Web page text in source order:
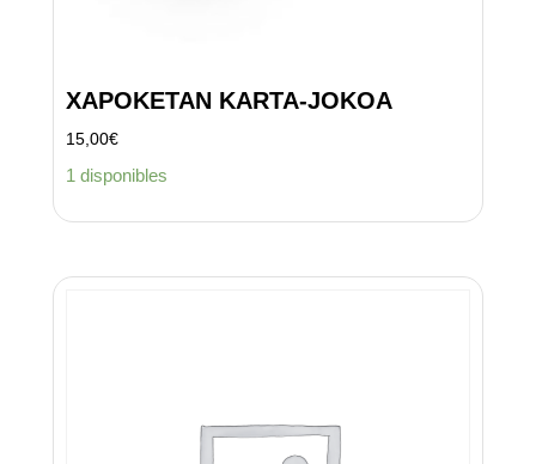
XAPOKETAN KARTA-JOKOA
15,00€
1 disponibles